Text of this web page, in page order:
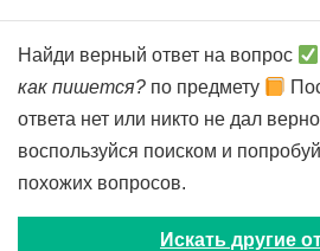
Найди верный ответ на вопрос
как пишется? по предмету
ответа нет или никто не дал
воспользуйся поиском и
похожих вопросов.
Искать другие